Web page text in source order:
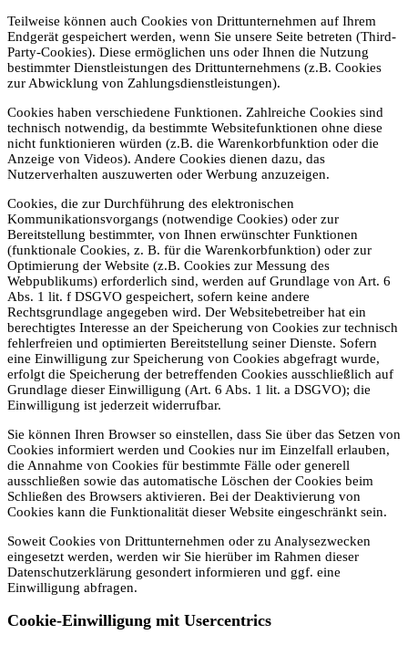
Teilweise können auch Cookies von Drittunternehmen auf Ihrem
Endgerät gespeichert werden, wenn Sie unsere Seite betreten (Third-
Party-Cookies). Diese ermöglichen uns oder Ihnen die Nutzung
bestimmter Dienstleistungen des Drittunternehmens (z.B. Cookies
zur Abwicklung von Zahlungsdienstleistungen).
Cookies haben verschiedene Funktionen. Zahlreiche Cookies sind
technisch notwendig, da bestimmte Websitefunktionen ohne diese
nicht funktionieren würden (z.B. die Warenkorbfunktion oder die
Anzeige von Videos). Andere Cookies dienen dazu, das
Nutzerverhalten auszuwerten oder Werbung anzuzeigen.
Cookies, die zur Durchführung des elektronischen
Kommunikationsvorgangs (notwendige Cookies) oder zur
Bereitstellung bestimmter, von Ihnen erwünschter Funktionen
(funktionale Cookies, z. B. für die Warenkorbfunktion) oder zur
Optimierung der Website (z.B. Cookies zur Messung des
Webpublikums) erforderlich sind, werden auf Grundlage von Art. 6
Abs. 1 lit. f DSGVO gespeichert, sofern keine andere
Rechtsgrundlage angegeben wird. Der Websitebetreiber hat ein
berechtigtes Interesse an der Speicherung von Cookies zur technisch
fehlerfreien und optimierten Bereitstellung seiner Dienste. Sofern
eine Einwilligung zur Speicherung von Cookies abgefragt wurde,
erfolgt die Speicherung der betreffenden Cookies ausschließlich auf
Grundlage dieser Einwilligung (Art. 6 Abs. 1 lit. a DSGVO); die
Einwilligung ist jederzeit widerrufbar.
Sie können Ihren Browser so einstellen, dass Sie über das Setzen von
Cookies informiert werden und Cookies nur im Einzelfall erlauben,
die Annahme von Cookies für bestimmte Fälle oder generell
ausschließen sowie das automatische Löschen der Cookies beim
Schließen des Browsers aktivieren. Bei der Deaktivierung von
Cookies kann die Funktionalität dieser Website eingeschränkt sein.
Soweit Cookies von Drittunternehmen oder zu Analysezwecken
eingesetzt werden, werden wir Sie hierüber im Rahmen dieser
Datenschutzerklärung gesondert informieren und ggf. eine
Einwilligung abfragen.
Cookie-Einwilligung mit Usercentrics